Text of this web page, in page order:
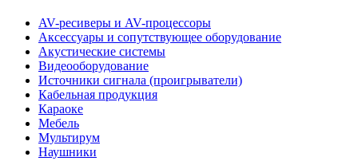
AV-ресиверы и AV-процессоры
Аксессуары и сопутствующее оборудование
Акустические системы
Видеооборудование
Источники сигнала (проигрыватели)
Кабельная продукция
Караоке
Мебель
Мультирум
Наушники